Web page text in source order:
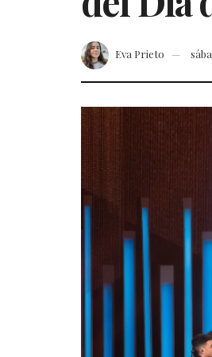
Eva Prieto